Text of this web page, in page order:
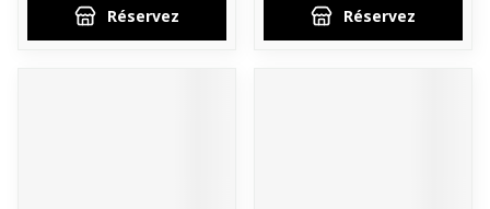
Réservez Réservez